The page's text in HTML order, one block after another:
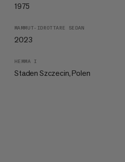
1975
MAMMUT-IDROTTARE SEDAN
2023
HEMMA I
Staden Szczecin, Polen